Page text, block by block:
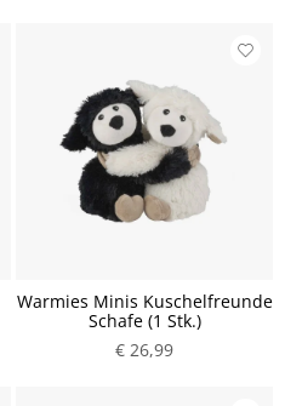
Warmies Minis Kuschelfreunde
Schafe (1 Stk.)
€ 26,99